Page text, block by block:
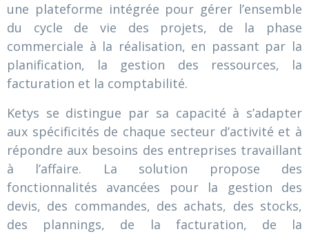
une plateforme intégrée pour gérer l’ensemble
du cycle de vie des projets, de la phase
commerciale à la réalisation, en passant par la
planification, la gestion des ressources, la
facturation et la comptabilité.
Ketys se distingue par sa capacité à s’adapter
aux spécificités de chaque secteur d’activité et à
répondre aux besoins des entreprises travaillant
à l’affaire. La solution propose des
fonctionnalités avancées pour la gestion des
devis, des commandes, des achats, des stocks,
des plannings, de la facturation, de la